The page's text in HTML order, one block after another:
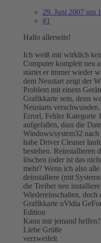
29. Juni 2007 um
#1
Hallo allerseits!
Ich weiß mir wirklich
Computer komplett neu
startet er immer wieder
dem Neustart zeigt der
Problem mit einem
Grafikkarte sein, denn
Neustarts
Errorl, Fehler Kategorie
aufgefallen, dass die
Windows/system32
habe Driver Cleaner
bestehen. Reinstallieren
löschen (oder ist das
mehr? Wenn ich also
deinstalliere (mit
die Treiber neu
Wiedereinschalten, doch
Grafikkarte nVidia
Edition
Kann mir jemand
Liebe Grüße
verzweifelt